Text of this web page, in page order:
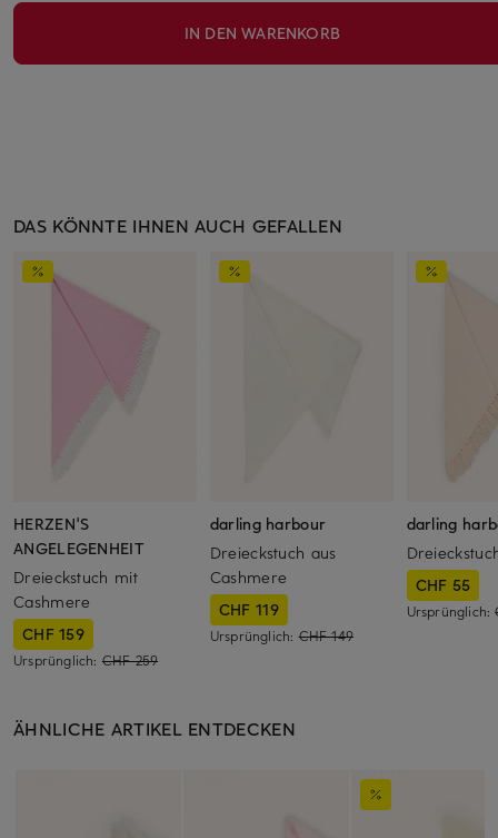
IN DEN WARENKORB
DAS KÖNNTE IHNEN AUCH GEFALLEN
HERZEN'S
ANGELEGENHEIT
Dreieckstuch mit
Cashmere
CHF 159
Ursprünglich: CHF 259
darling harbour
Dreieckstuch aus
Cashmere
CHF 119
Ursprünglich:CHF 149
darling
CHF 55
Ursprünglich:
ÄHNLICHE ARTIKEL ENTDECKEN